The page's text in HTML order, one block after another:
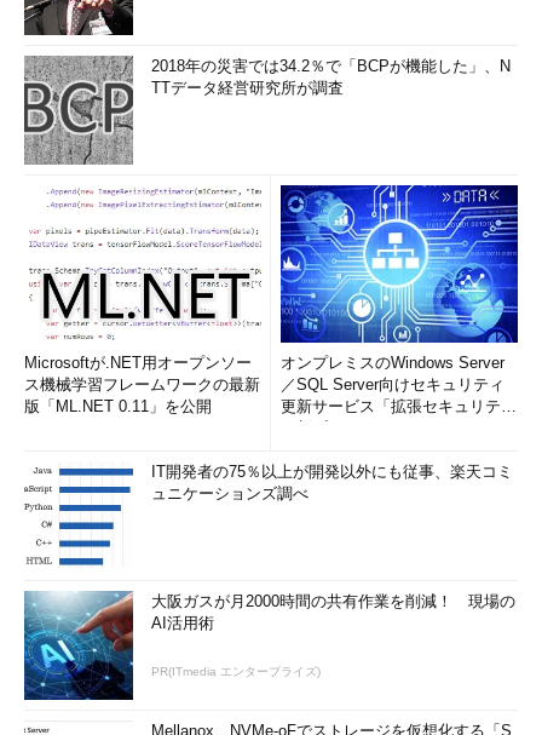
2018年の災害では34.2％で「BCPが機能した」、N
TTデータ経営研究所が調査
Microsoftが.NET用オープンソー
ス機械学習フレームワークの最新
版「ML.NET 0.11」を公開
オンプレミスのWindows Server
／SQL Server向けセキュリティ
更新サービス「拡張セキュリティ
IT開発者の75％以上が開発以外にも従事、楽天コミ
ュニケーションズ調べ
大阪ガスが月2000時間の共有作業を削減！ 現場の
AI活用術
PR(ITmedia エンタープライズ)
Mellanox、NVMe-oFでストレージを仮想化する「S